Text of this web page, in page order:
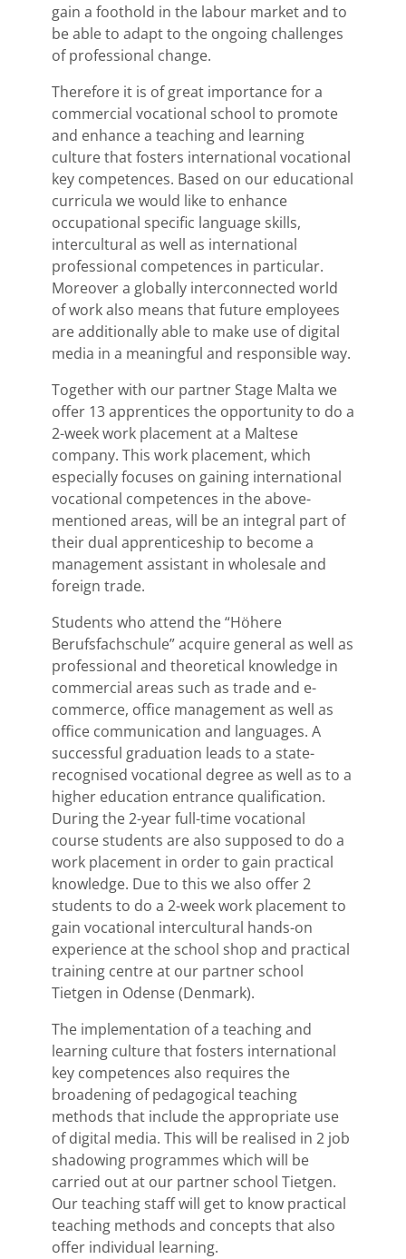
gain a foothold in the labour market and to
be able to adapt to the ongoing challenges
of professional change.
Therefore it is of great importance for a
commercial vocational school to promote
and enhance a teaching and learning
culture that fosters international vocational
key competences. Based on our educational
curricula we would like to enhance
occupational specific language skills,
intercultural as well as international
professional competences in particular.
Moreover a globally interconnected world
of work also means that future employees
are additionally able to make use of digital
media in a meaningful and responsible way.
Together with our partner Stage Malta we
offer 13 apprentices the opportunity to do a
2-week work placement at a Maltese
company. This work placement, which
especially focuses on gaining international
vocational competences in the above-
mentioned areas, will be an integral part of
their dual apprenticeship to become a
management assistant in wholesale and
foreign trade.
Students who attend the “Höhere
Berufsfachschule” acquire general as well as
professional and theoretical knowledge in
commercial areas such as trade and e-
commerce, office management as well as
office communication and languages. A
successful graduation leads to a state-
recognised vocational degree as well as to a
higher education entrance qualification.
During the 2-year full-time vocational
course students are also supposed to do a
work placement in order to gain practical
knowledge. Due to this we also offer 2
students to do a 2-week work placement to
gain vocational intercultural hands-on
experience at the school shop and practical
training centre at our partner school
Tietgen in Odense (Denmark).
The implementation of a teaching and
learning culture that fosters international
key competences also requires the
broadening of pedagogical teaching
methods that include the appropriate use
of digital media. This will be realised in 2 job
shadowing programmes which will be
carried out at our partner school Tietgen.
Our teaching staff will get to know practical
teaching methods and concepts that also
offer individual learning.